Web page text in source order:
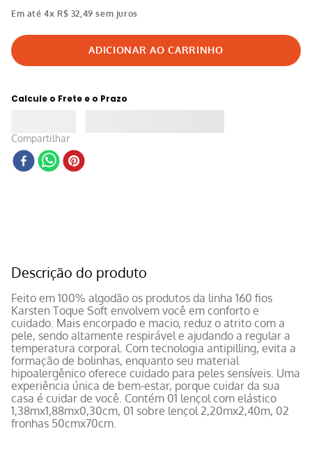
Em até4x R$ 32 49 sem juros
Calcule o Frete e o Prazo
Compartilhar
Descrição do produto
Feito em 100% algodão os produtos da linha 160 fios
Karsten Toque Soft envolvem você em conforto e
cuidado. Mais encorpado e macio, reduz o atrito com a
pele, sendo altamente respirável e ajudando a regular a
temperatura corporal. Com tecnologia antipilling, evita a
formação de bolinhas, enquanto seu material
hipoalergênico oferece cuidado para peles sensíveis. Uma
experiência única de bem-estar, porque cuidar da sua
casa é cuidar de você. Contém 01 lençol com elástico
1,38mx1,88mx0,30cm, 01 sobre lençol 2,20mx2,40m, 02
fronhas 50cmx70cm.